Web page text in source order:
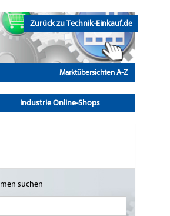
Zurück zu Technik-Einkauf.de
Marktübersichten A-Z
Industrie Online-Shops
suchen